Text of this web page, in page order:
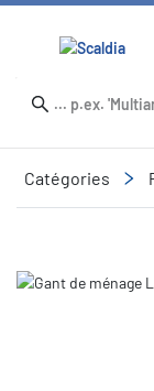
Catégories
Slide 1 of 1